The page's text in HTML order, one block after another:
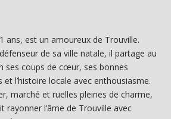
ans, est un amoureux de Trouville.
de sa ville natale, il partage au
ses coups de cœur, ses bonnes
et l’histoire locale avec enthousiasme.
marché et ruelles pleines de charme,
rayonner l’âme de Trouville avec